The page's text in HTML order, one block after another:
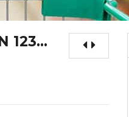
123...